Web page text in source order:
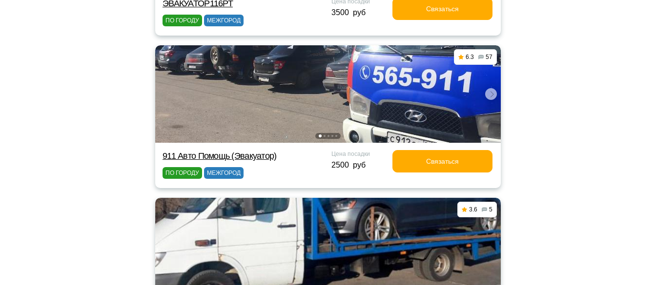
ЭВАКУАТОР116РТ
ПО ГОРОДУ МЕЖГОРОД
Цена посадки
3500 руб Связаться
6.3 57
911 Авто Помощь (Эвакуатор)
ПО ГОРОДУ МЕЖГОРОД
Цена посадки
2500 руб Связаться
3.6 5